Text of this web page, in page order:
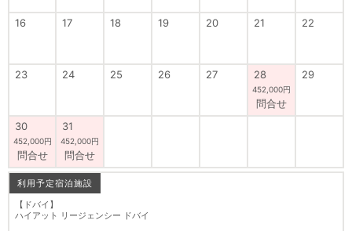
16 17 18 19 20 21 22
23 24 25 26 27 28
452,000円
問合せ
29
30
452,000円
問合せ
31
452,000円
問合せ
利用予定宿泊施設
【ドバイ】
ハイアット リージェンシー ドバイ